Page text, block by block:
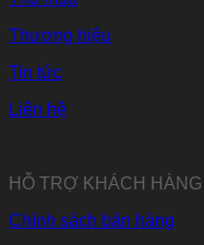
Thương hiệu
Tin tức
Liên hệ
HỖ TRỢ KHÁCH HÀNG
Chính sách bán hàng